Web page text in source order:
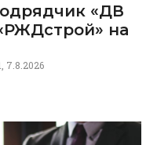
«ДВ
на
7.8.2026